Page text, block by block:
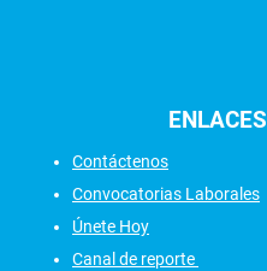
ENLACES
Contáctenos
Convocatorias Laborales
Únete Hoy
Canal de reporte